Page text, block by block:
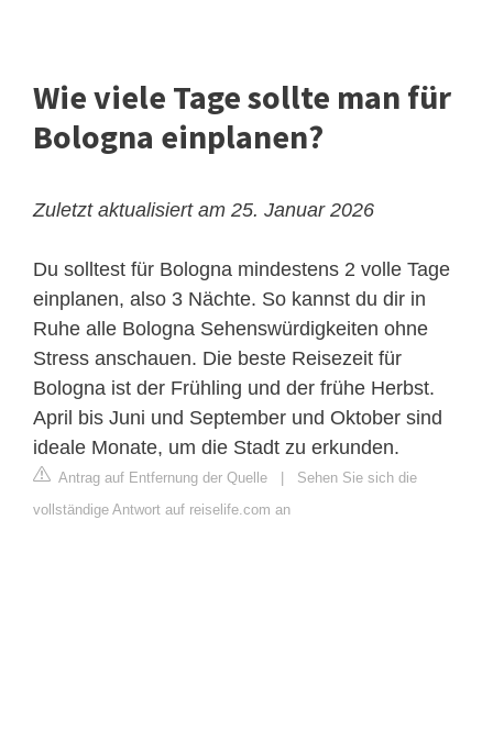
Wie viele Tage sollte man für
Bologna einplanen?
Zuletzt aktualisiert am 25. Januar 2026
Du solltest für Bologna mindestens 2 volle Tage
einplanen, also 3 Nächte. So kannst du dir in
Ruhe alle Bologna Sehenswürdigkeiten ohne
Stress anschauen. Die beste Reisezeit für
Bologna ist der Frühling und der frühe Herbst.
April bis Juni und September und Oktober sind
ideale Monate, um die Stadt zu erkunden.
Antrag auf Entfernung der Quelle
Sehen Sie sich die
vollständige Antwort auf reiselife.com an